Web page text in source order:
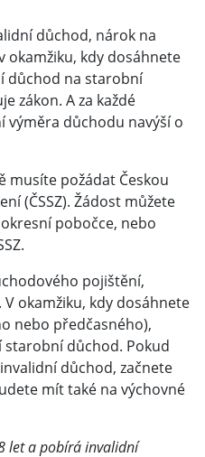
důchod, nárok na
okamžiku, kdy dosáhnete
důchod na starobní
zákon. A za každé
výměra důchodu navýší o
musíte požádat Českou
(ČSSZ). Žádost můžete
pobočce, nebo
pojištění,
okamžiku, kdy dosáhnete
nebo předčasného),
důchod. Pokud
důchod, začnete
mít také na výchovné
let a pobírá invalidní